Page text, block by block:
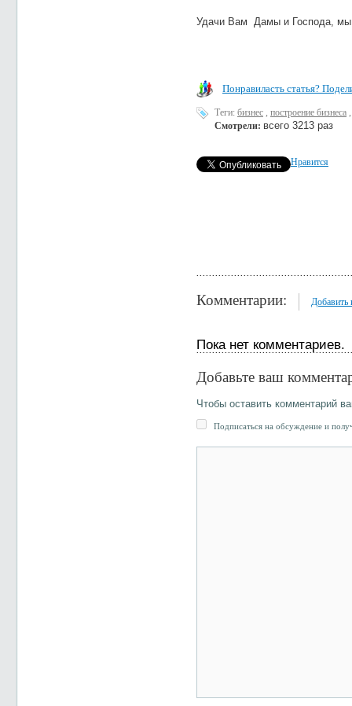
Удачи Вам Дамы и Господа, мы
Понравиласть статья?
Теги: бизнес , построение бизнеса
Смотрели: всего 3213 раз
Нравится
Комментарии: Добавить
Пока нет комментариев.
Добавьте ваш
Чтобы оставить комментарий
Подписаться на обсуждение и